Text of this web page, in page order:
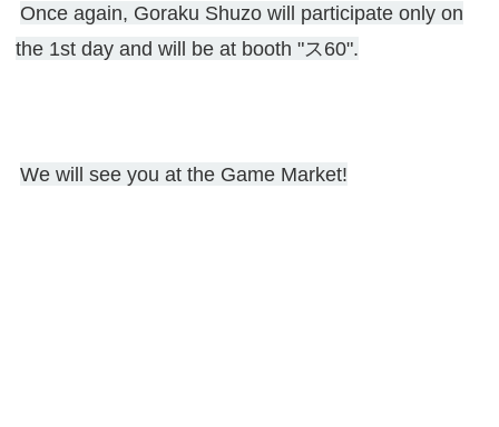
Once again, Goraku Shuzo will participate only on
the 1st day and will be at booth "ス60".
We will see you at the Game Market!